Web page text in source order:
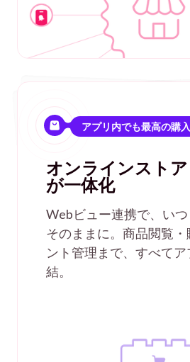
アプリ内でも最高の購
オンラインスト
が一体化
Webビュー連携で、い
そのままに。商品閲覧
ント管理まで、すべて
結。